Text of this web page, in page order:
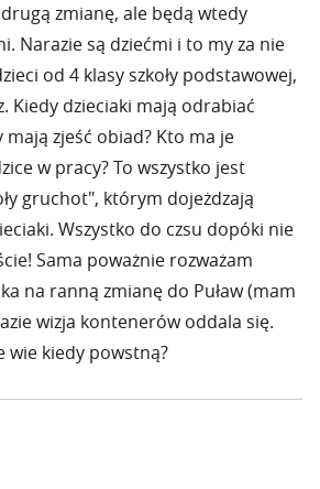
zmianę, ale będą wtedy
Narazie są dziećmi i to my za nie
od 4 klasy szkoły podstawowej,
Kiedy dzieciaki mają odrabiać
mają zjeść obiad? Kto ma je
w pracy? To wszystko jest
gruchot", którym dojeżdzają
Wszystko do czsu dopóki nie
Sama poważnie rozważam
na ranną zmianę do Puław (mam
wizja kontenerów oddala się.
wie kiedy powstną?